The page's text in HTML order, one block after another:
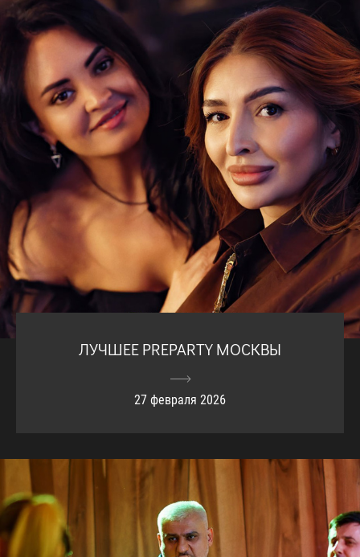
ЛУЧШЕЕ PREPARTY МОСКВЫ
27 февраля 2026